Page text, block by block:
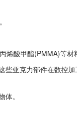
酸甲酯(PMMA)等材
亚克力部件在数控
。